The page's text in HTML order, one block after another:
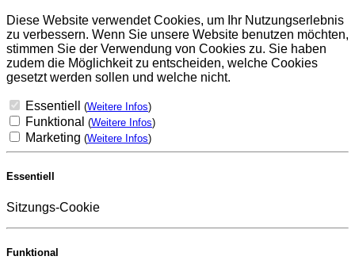
Diese Website verwendet Cookies, um Ihr Nutzungserlebnis
zu verbessern. Wenn Sie unsere Website benutzen möchten,
stimmen Sie der Verwendung von Cookies zu. Sie haben
zudem die Möglichkeit zu entscheiden, welche Cookies
gesetzt werden sollen und welche nicht.
Essentiell (Weitere Infos)
Funktional (Weitere Infos)
Marketing (Weitere Infos)
Essentiell
Sitzungs-Cookie
Funktional